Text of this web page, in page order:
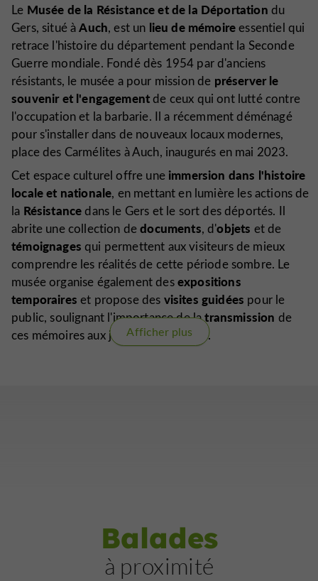
Le Musée de la Résistance et de la Déportation du
Gers, situé àAuch, est un lieu de mémoireessentiel qui
retrace l'histoire du département pendant la Seconde
Guerre mondiale. Fondé dès 1954 par d'anciens
résistants, le musée a pour mission de préserver le
souvenir et l'engagement de ceux qui ont lutté contre
l'occupation et la barbarie. Il a récemment déménagé
pour s'installer dans de nouveaux locaux modernes,
place des Carmélites à Auch, inaugurés en mai 2023.
Cet espace culturel offre une immersion dans l'histoire
locale et nationale, en mettant en lumière les actions de
la Résistance dans le Gers et le sort des déportés. Il
abrite une collection dedocuments, d'objets et de
témoignages qui permettent aux visiteurs de mieux
comprendre les réalités de cette période sombre. Le
musée organise également desexpositions
temporaires et propose des visites guidées pour le
public, soulignant l'importance de latransmission de
ces mémoires aux jeunes générations.
Afficher plus
Balades
à proximité